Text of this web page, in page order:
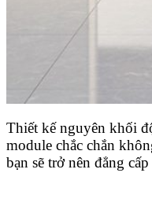
Thiết kế nguyên khối
module chắc chắn
bạn sẽ trở nên đẳng